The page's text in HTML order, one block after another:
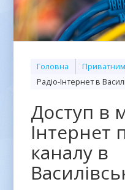
Головна Приватним
Радіо-Інтернет в
Доступ в
Інтернет
каналу в